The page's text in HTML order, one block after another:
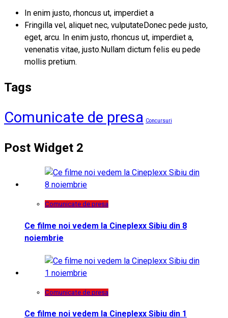
In enim justo, rhoncus ut, imperdiet a
Fringilla vel, aliquet nec, vulputateDonec pede justo,
eget, arcu. In enim justo, rhoncus ut, imperdiet a,
venenatis vitae, justo.Nullam dictum felis eu pede
mollis pretium.
Tags
Comunicate de presa Concursuri
Post Widget 2
Comunicate de presa
Ce filme noi vedem la Cineplexx Sibiu din 8
noiembrie
Comunicate de presa
Ce filme noi vedem la Cineplexx Sibiu din 1